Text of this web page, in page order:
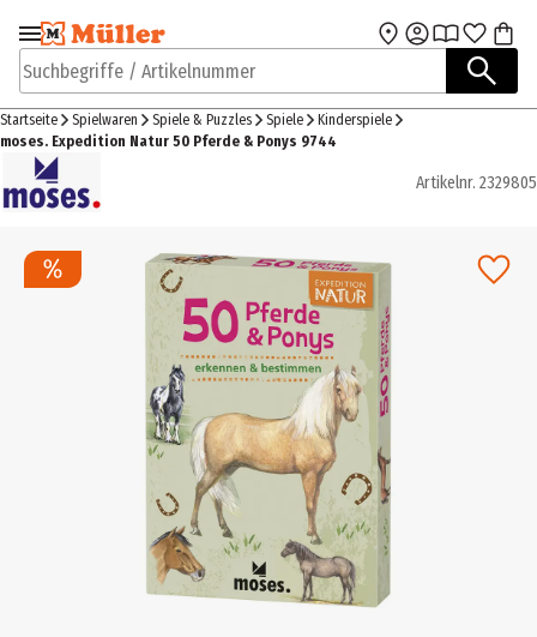
Zur Navigation
springen
Zum Hauptinhalt
Suchbegriffe / Artikelnummer
Startseite Spielwaren Spiele & Puzzles Spiele
Kinderspiele
moses. Expedition Natur 50 Pferde & Ponys 9744
Artikelnr. 2329805